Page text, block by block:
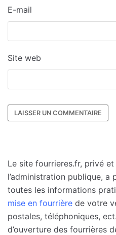
E-mail
Site web
Le site fourrieres.fr, privé
l’administration publique,
toutes les informations
mise en fourrière de votre
postales, téléphoniques,
d’ouverture des fourrières